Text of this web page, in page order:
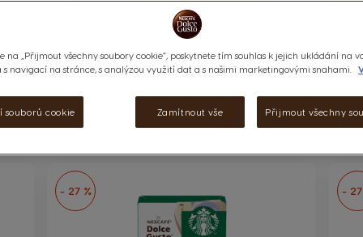
KAKAOVÉ NÁPOJE STARBUCKS®
- 27 % - 27
na „Přijmout všechny soubory cookie“, poskytnete tím souhlas k jejich ukládání na
s navigací na stránce, s analýzou využití dat a s našimi marketingovými snahami.
souborů cookie Zamítnout vše Přijmout všechny